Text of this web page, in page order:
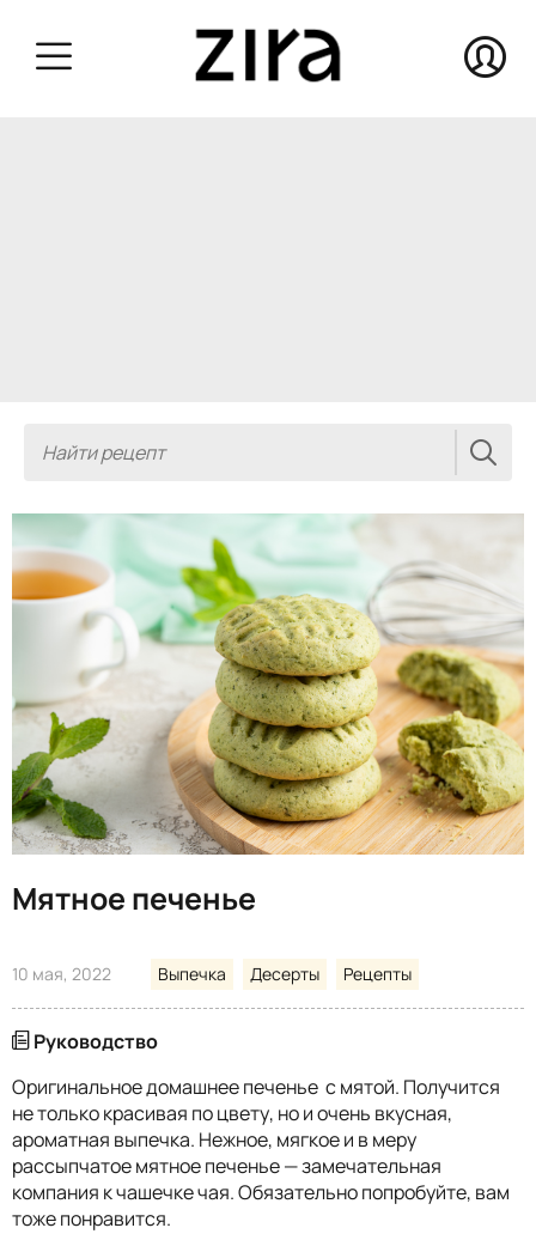
Мятное печенье
10 мая, 2022 Выпечка Десерты Рецепты
Руководство
Оригинальное домашнее печенье с мятой. Получится
не только красивая по цвету, но и очень вкусная,
ароматная выпечка. Нежное, мягкое и в меру
рассыпчатое мятное печенье — замечательная
компания к чашечке чая. Обязательно попробуйте, вам
тоже понравится.